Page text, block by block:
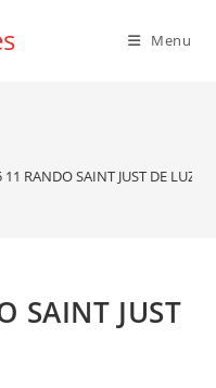
Menu
RANDO SAINT JUST DE LUZAC
SAINT JUST